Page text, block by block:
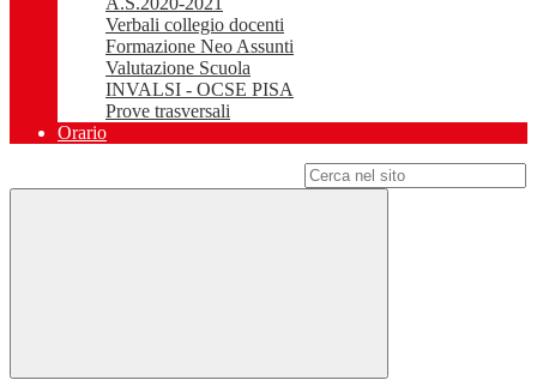
Verbali collegio docenti
Formazione Neo Assunti
Valutazione Scuola
INVALSI - OCSE PISA
Prove trasversali
Orario